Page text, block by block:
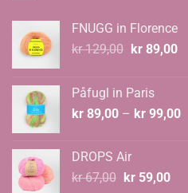
FNUGG in Florence
kr129,00 Opprinnelig
kr 129,00.
kr89,00
Påfugl in Paris
kr 89,00 – kr 99,00
DROPS Air
kr67,00 Opprinnelig
kr59,00